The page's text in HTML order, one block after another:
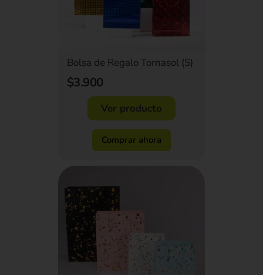
Bolsa de Regalo Tornasol (S)
$3.900
Ver producto
Comprar ahora